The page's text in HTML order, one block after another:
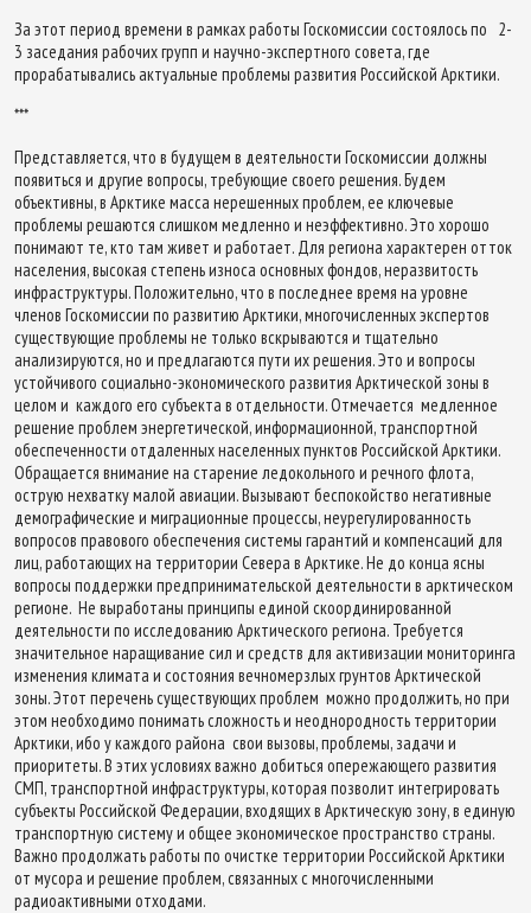
За этот период времени в рамках работы Госкомиссии состоялось по 2-
3 заседания рабочих групп и научно-экспертного совета, где
прорабатывались актуальные проблемы развития Российской Арктики.
***
Представляется, что в будущем в деятельности Госкомиссии должны
появиться и другие вопросы, требующие своего решения. Будем
объективны, в Арктике масса нерешенных проблем, ее ключевые
проблемы решаются слишком медленно и неэффективно. Это хорошо
понимают те, кто там живет и работает. Для региона характерен отток
населения, высокая степень износа основных фондов, неразвитость
инфраструктуры. Положительно, что в последнее время на уровне
членов Госкомиссии по развитию Арктики, многочисленных экспертов
существующие проблемы не только вскрываются и тщательно
анализируются, но и предлагаются пути их решения. Это и вопросы
устойчивого социально-экономического развития Арктической зоны в
целом и каждого его субъекта в отдельности. Отмечается медленное
решение проблем энергетической, информационной, транспортной
обеспеченности отдаленных населенных пунктов Российской Арктики.
Обращается внимание на старение ледокольного и речного флота,
острую нехватку малой авиации. Вызывают беспокойство негативные
демографические и миграционные процессы, неурегулированность
вопросов правового обеспечения системы гарантий и компенсаций для
лиц, работающих на территории Севера в Арктике. Не до конца ясны
вопросы поддержки предпринимательской деятельности в арктическом
регионе. Не выработаны принципы единой скоординированной
деятельности по исследованию Арктического региона. Требуется
значительное наращивание сил и средств для активизации мониторинга
изменения климата и состояния вечномерзлых грунтов Арктической
зоны. Этот перечень существующих проблем можно продолжить, но при
этом необходимо понимать сложность и неоднородность территории
Арктики, ибо у каждого района свои вызовы, проблемы, задачи и
приоритеты. В этих условиях важно добиться опережающего развития
СМП, транспортной инфраструктуры, которая позволит интегрировать
субъекты Российской Федерации, входящих в Арктическую зону, в единую
транспортную систему и общее экономическое пространство страны.
Важно продолжать работы по очистке территории Российской Арктики
от мусора и решение проблем, связанных с многочисленными
радиоактивными отходами.